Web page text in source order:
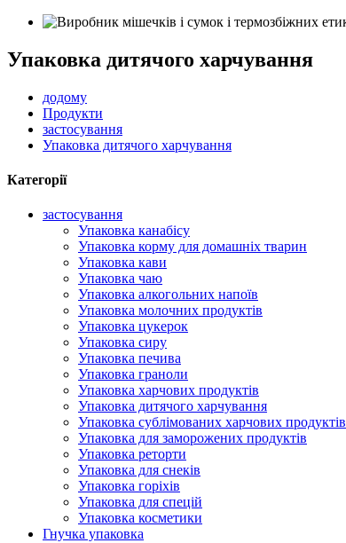
Упаковка дитячого харчування
додому
Продукти
застосування
Упаковка дитячого харчування
Категорії
застосування
Упаковка канабісу
Упаковка корму для домашніх тварин
Упаковка кави
Упаковка чаю
Упаковка алкогольних напоїв
Упаковка молочних продуктів
Упаковка цукерок
Упаковка сиру
Упаковка печива
Упаковка граноли
Упаковка харчових продуктів
Упаковка дитячого харчування
Упаковка сублімованих харчових продуктів
Упаковка для заморожених продуктів
Упаковка реторти
Упаковка для снеків
Упаковка горіхів
Упаковка для спецій
Упаковка косметики
Гнучка упаковка